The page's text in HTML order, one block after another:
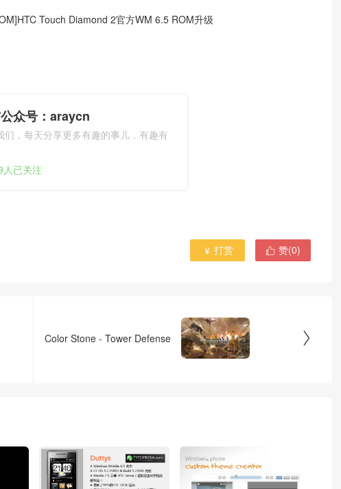
Touch Diamond 2官方WM 6.5 ROM升级
众号：araycn
们，每天分享更多有趣的事儿，有趣有
已关注
 赞(0)
 打赏

Color Stone - Tower Defense